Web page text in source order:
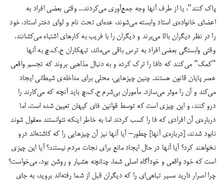
پاک کنند"، یا از طرف آنها وجه جمع‌آوری می‌کردند... وقتی بعضی افراد به
اعضای خانواده‌ی استاد وابسته می‌شوند، عده‌ای تحت نام و لوای دختر استاد، خود
را در نظر دیگران بالا می‌برند و دیگران را با فریب به کارهای اشتباه می‌کشانند.
وقتی وابستگی بعضی افراد به ترس باقی می‌ماند، تبهکاران ح.ک.چ به آنها
"کمک" می‌کنند که دافا را ترک کرده و به دنبال مذاهبی بروند که تجسم واقعی
عصر پایان قانون هستند. چنین چیزهایی، محلی برای مداخله‌ی شیطانی ایجاد
می‌کند و آن را موثر می‌سازد. مأموران بی‌شرم ح.ک.چ باید آنچه که می‌کارند را
درو کنند، و این چیزی است که توسط قوانین فای کیهان تعیین شده است. اما
درباره‌ی آن افرادی که فا را کسب کردند اما به خاطر اینکه نتوانستند معقول شوند
نابود شدند، [درباره‌ی آنها] چطور– آیا آنها نیز آن چیزهایی را که کاشته‌اند درو
نخواهند کرد؟ آیا آنها در حال ایجاد مانع برای نجات مردم نیستند؟ آیا این چیزی
است که خود واقعی و خودآگاه اصلی شما، چنانچه هشیار و روشن بود، می‌خواست؟
چرا اصرار دارید مسیر تباهی‌ای را که دیگران قبل از شما رفته‌اند بروید، به جای